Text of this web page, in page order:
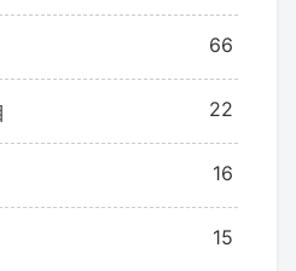
66
22
16
15